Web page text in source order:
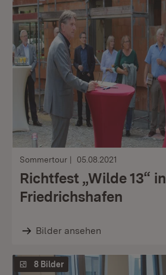
Sommertour 05.08.2021
Richtfest „Wilde 13“ in
Friedrichshafen
Bilder ansehen
8 Bilder